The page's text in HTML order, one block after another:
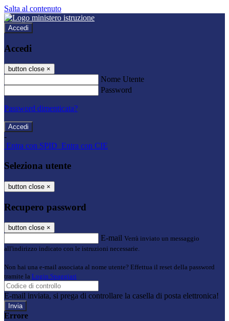
Salta al contenuto
Accedi
Accedi
button close ×
Nome Utente
Password
Password dimenticata?
-
Entra con SPID Entra con CIE
Seleziona utente
button close ×
Recupero password
button close ×
E-mail Verrà inviato un messaggio
all'indirizzo indicato con le istruzioni necessarie.
Non hai una e-mail associata al nome utente? Effettua il reset della password
tramite la Login Spaggiari
E-mail inviata, si prega di controllare la casella di posta elettronica!
Errore